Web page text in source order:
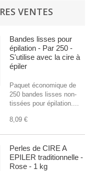
VENTES
Bandes lisses pour
épilation - Par 250 -
S'utilise avec la cire à
épiler
Paquet économique de
250 bandes lisses non-
tissées pour épilation....
8,09 €
Perles de CIRE A
EPILER traditionnelle -
Rose - 1 kg